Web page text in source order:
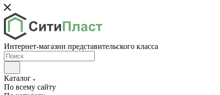
Интернет-магазин представительского класса
Каталог
По всему сайту